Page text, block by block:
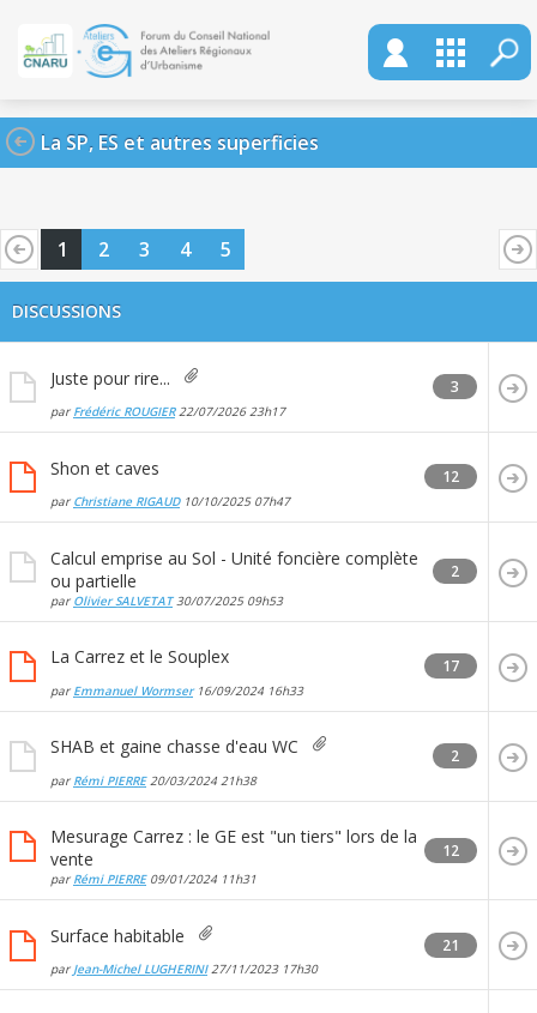
La SP, ES et autres superficies
1 2 3 4 5
DISCUSSIONS
Juste pour rire...
par Frédéric ROUGIER22/07/2026 23h17
3
Shon et caves
par Christiane RIGAUD10/10/2025 07h47
12
Calcul emprise au Sol - Unité foncière complète
ou partielle
par Olivier SALVETAT30/07/2025 09h53
2
La Carrez et le Souplex
par Emmanuel Wormser16/09/2024 16h33
17
SHAB et gaine chasse d'eau WC
par Rémi PIERRE20/03/2024 21h38
2
Mesurage Carrez : le GE est "un tiers" lors de la
vente
par Rémi PIERRE09/01/2024 11h31
12
Surface habitable
par Jean-Michel LUGHERINI27/11/2023 17h30
21